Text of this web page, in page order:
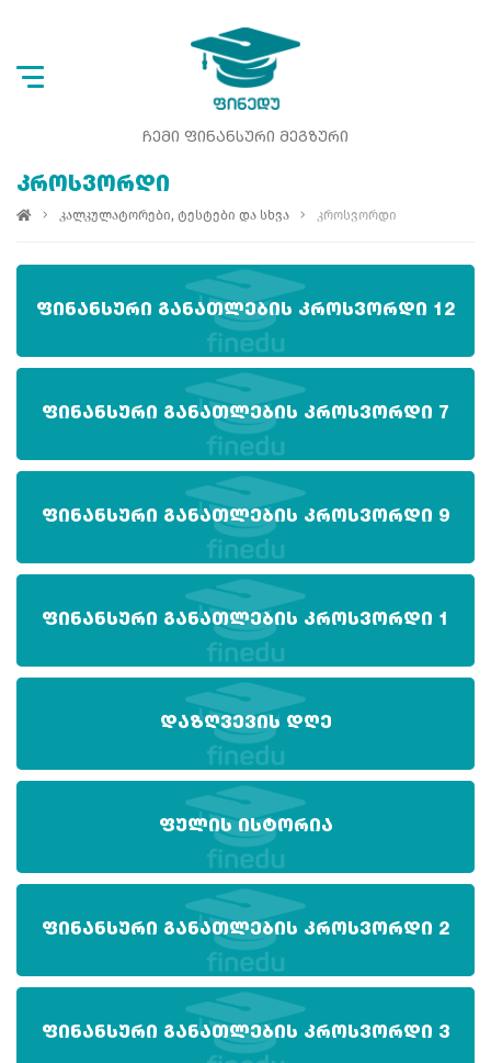
ᲩᲔᲛᲘ ᲤᲘᲜᲐᲜᲡᲣᲠᲘ ᲛᲔᲒᲖᲣᲠᲘ
ᲙᲠᲝᲡᲕᲝᲠᲓᲘ
კალკულატორები, ტესტები და სხვა კროსვორდი
ᲤᲘᲜᲐᲜᲡᲣᲠᲘ ᲒᲐᲜᲐᲗᲚᲔᲑᲘᲡ ᲙᲠᲝᲡᲕᲝᲠᲓᲘ 12
ᲤᲘᲜᲐᲜᲡᲣᲠᲘ ᲒᲐᲜᲐᲗᲚᲔᲑᲘᲡ ᲙᲠᲝᲡᲕᲝᲠᲓᲘ 7
ᲤᲘᲜᲐᲜᲡᲣᲠᲘ ᲒᲐᲜᲐᲗᲚᲔᲑᲘᲡ ᲙᲠᲝᲡᲕᲝᲠᲓᲘ 9
ᲤᲘᲜᲐᲜᲡᲣᲠᲘ ᲒᲐᲜᲐᲗᲚᲔᲑᲘᲡ ᲙᲠᲝᲡᲕᲝᲠᲓᲘ 1
ᲓᲐᲖᲦᲕᲔᲕᲘᲡ ᲓᲦᲔ
ᲤᲣᲚᲘᲡ ᲘᲡᲢᲝᲠᲘᲐ
ᲤᲘᲜᲐᲜᲡᲣᲠᲘ ᲒᲐᲜᲐᲗᲚᲔᲑᲘᲡ ᲙᲠᲝᲡᲕᲝᲠᲓᲘ 2
ᲤᲘᲜᲐᲜᲡᲣᲠᲘ ᲒᲐᲜᲐᲗᲚᲔᲑᲘᲡ ᲙᲠᲝᲡᲕᲝᲠᲓᲘ 3